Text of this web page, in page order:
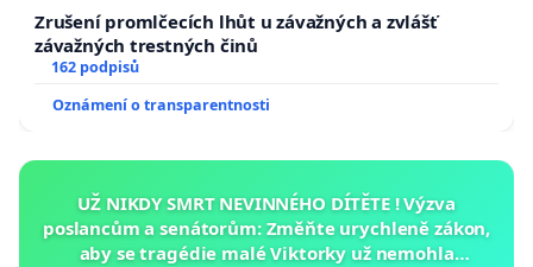
Zrušení promlčecích lhůt u závažných a zvlášť
závažných trestných činů
162 podpisů
Oznámení o transparentnosti
UŽ NIKDY SMRT NEVINNÉHO DÍTĚTE ! Výzva
poslancům a senátorům: Změňte urychleně zákon,
aby se tragédie malé Viktorky už nemohla